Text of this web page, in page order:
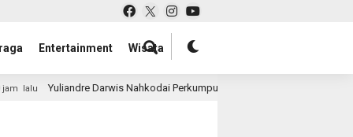
Entertainment Wisata
Nahkodai Perkumpulan Penggiat Industri Wellness Indonesia